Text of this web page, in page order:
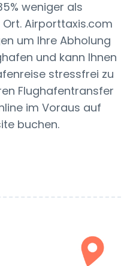
weniger als
Airporttaxis.com
um Ihre Abholung
und kann Ihnen
stressfrei zu
Flughafentransfer
im Voraus auf
buchen.